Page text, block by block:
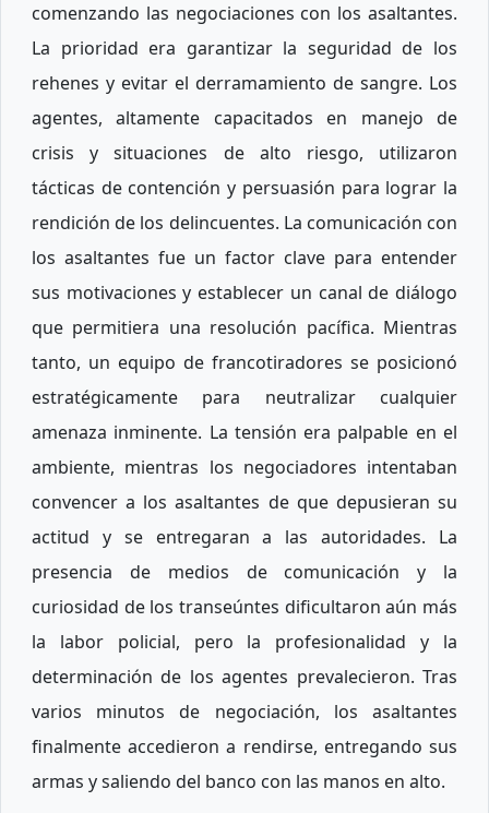
comenzando las negociaciones con los asaltantes.
La prioridad era garantizar la seguridad de los
rehenes y evitar el derramamiento de sangre. Los
agentes, altamente capacitados en manejo de
crisis y situaciones de alto riesgo, utilizaron
tácticas de contención y persuasión para lograr la
rendición de los delincuentes. La comunicación con
los asaltantes fue un factor clave para entender
sus motivaciones y establecer un canal de diálogo
que permitiera una resolución pacífica. Mientras
tanto, un equipo de francotiradores se posicionó
estratégicamente para neutralizar cualquier
amenaza inminente. La tensión era palpable en el
ambiente, mientras los negociadores intentaban
convencer a los asaltantes de que depusieran su
actitud y se entregaran a las autoridades. La
presencia de medios de comunicación y la
curiosidad de los transeúntes dificultaron aún más
la labor policial, pero la profesionalidad y la
determinación de los agentes prevalecieron. Tras
varios minutos de negociación, los asaltantes
finalmente accedieron a rendirse, entregando sus
armas y saliendo del banco con las manos en alto.